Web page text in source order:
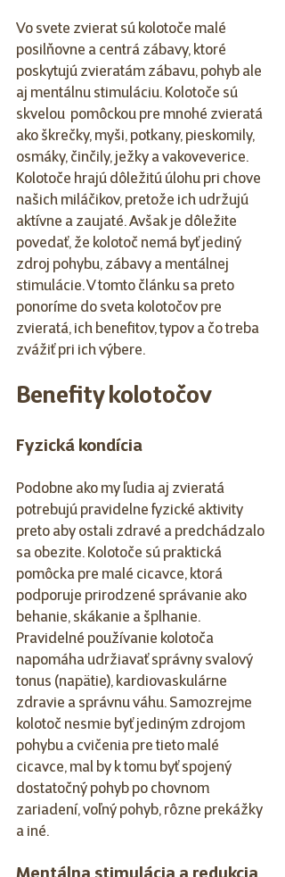
Vo svete zvierat sú kolotoče malé
posilňovne a centrá zábavy, ktoré
poskytujú zvieratám zábavu, pohyb ale
aj mentálnu stimuláciu. Kolotoče sú
skvelou  pomôckou pre mnohé zvieratá
ako škrečky, myši, potkany, pieskomily,
osmáky, činčily, ježky a vakoveverice.
Kolotoče hrajú dôležitú úlohu pri chove
našich miláčikov, pretože ich udržujú
aktívne a zaujaté. Avšak je dôležite
povedať, že kolotoč nemá byť jediný
zdroj pohybu, zábavy a mentálnej
stimulácie. V tomto článku sa preto
ponoríme do sveta kolotočov pre
zvieratá, ich benefitov, typov a čo treba
zvážiť pri ich výbere.
Benefity kolotočov
Fyzická kondícia
Podobne ako my ľudia aj zvieratá
potrebujú pravidelne fyzické aktivity
preto aby ostali zdravé a predchádzalo
sa obezite. Kolotoče sú praktická
pomôcka pre malé cicavce, ktorá
podporuje prirodzené správanie ako
behanie, skákanie a šplhanie.
Pravidelné používanie kolotoča
napomáha udržiavať správny svalový
tonus (napätie), kardiovaskulárne
zdravie a správnu váhu. Samozrejme
kolotoč nesmie byť jediným zdrojom
pohybu a cvičenia pre tieto malé
cicavce, mal by k tomu byť spojený
dostatočný pohyb po chovnom
zariadení, voľný pohyb, rôzne prekážky
a iné.